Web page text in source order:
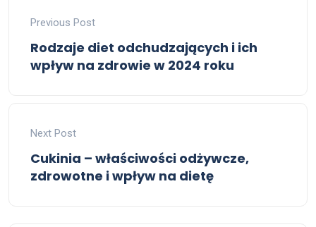
Previous Post
Rodzaje diet odchudzających i ich
wpływ na zdrowie w 2024 roku
Next Post
Cukinia – właściwości odżywcze,
zdrowotne i wpływ na dietę